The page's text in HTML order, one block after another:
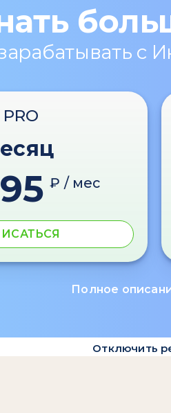
с
PRO
₽ / мес
Полное
Отключить